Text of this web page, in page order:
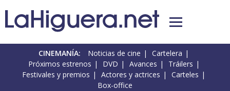
CINEMANÍA: Noticias de cine
Cartelera
Próximos estrenos
DVD Avances
Tráilers
Festivales y premios
Actores y actrices
Carteles
Box-office